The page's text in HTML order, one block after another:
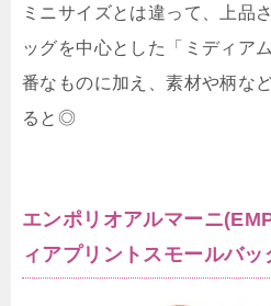
ミニサイズとは違って、上品
ッグを中心とした「ミディア
番なものに加え、素材や柄な
ると◎
エンポリオアルマーニ
ィアプリントスモールバッ